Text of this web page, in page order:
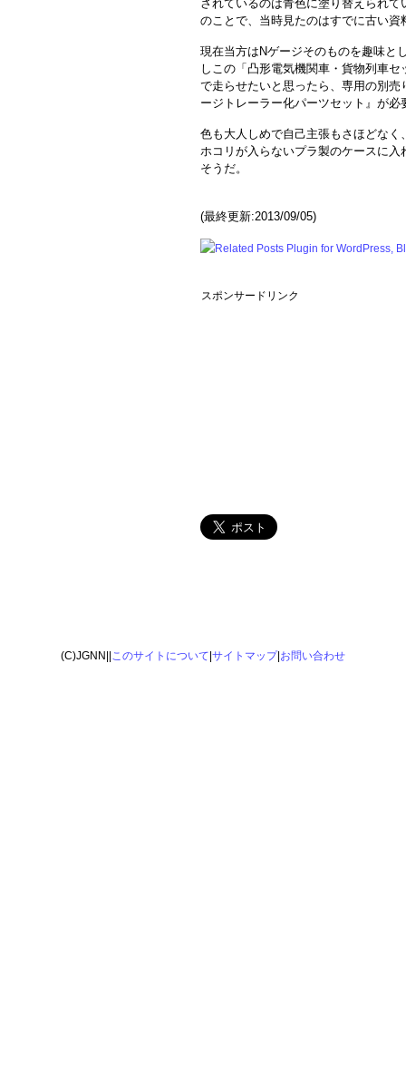
されているのは青色に塗り替えられ
のことで、当時見たのはすでに古い資
現在当方はNゲージそのものを趣味と
しこの「凸形電気機関車・貨物列車
で走らせたいと思ったら、専用の別
ージトレーラー化パーツセット』が必
色も大人しめで自己主張もさほどな
ホコリが入らないプラ製のケースに
そうだ。
(最終更新:2013/09/05)
スポンサードリンク
(C)JGNN|| このサイトについて サイトマップ| お問い合わせ